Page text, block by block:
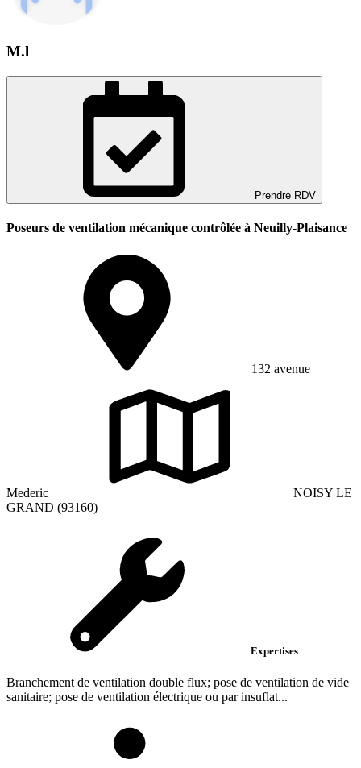
M.l
Prendre RDV
Poseurs de ventilation mécanique contrôlée à Neuilly-Plaisance
132 avenue
Mederic
NOISY LE
GRAND (93160)
Expertises
Branchement de ventilation double flux; pose de ventilation de vide
sanitaire; pose de ventilation électrique ou par insuflat...